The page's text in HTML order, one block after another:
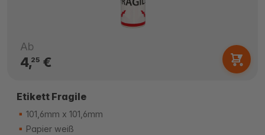
Ab
4,25€
Etikett Fragile
101,6mm x 101,6mm
Papier weiß